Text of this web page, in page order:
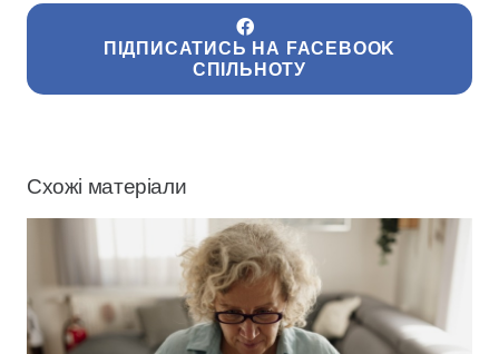
ПІДПИСАТИСЬ НА FACEBOOK
СПІЛЬНОТУ
Схожі матеріали